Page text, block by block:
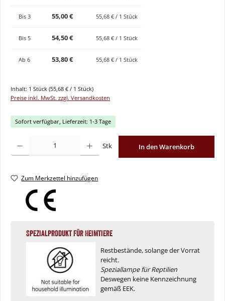
Bis 3 55,00 € 55,68 € / 1 Stück
Bis 5 54,50 € 55,68 € / 1 Stück
Ab 6 53,80 € 55,68 € / 1 Stück
Inhalt: 1 Stück (55,68 € / 1 Stück)
Preise inkl. MwSt. zzgl. Versandkosten
Sofort verfügbar, Lieferzeit: 1-3 Tage
Stk In den Warenkorb
Zum Merkzettel hinzufügen
Spezialprodukt für Heimtiere
Restbestände, solange der Vorrat
reicht.
Speziallampe für Reptilien
Deswegen keine Kennzeichnung
gemäß EEK.